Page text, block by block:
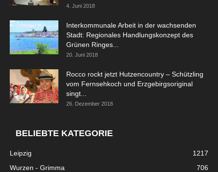
4. Juni 2018
Interkommunale Arbeit in der wachsenden
Stadt: Regionales Handlungskonzept des
Grünen Ringes...
20. Juni 2018
Rocco rockt jetzt Hutzencountry – Schützling
vom Fernsehkoch und Erzgebirgsoriginal
singt...
26. Dezember 2018
BELIEBTE KATEGORIE
Leipzig
1217
Wurzen - Grimma
706